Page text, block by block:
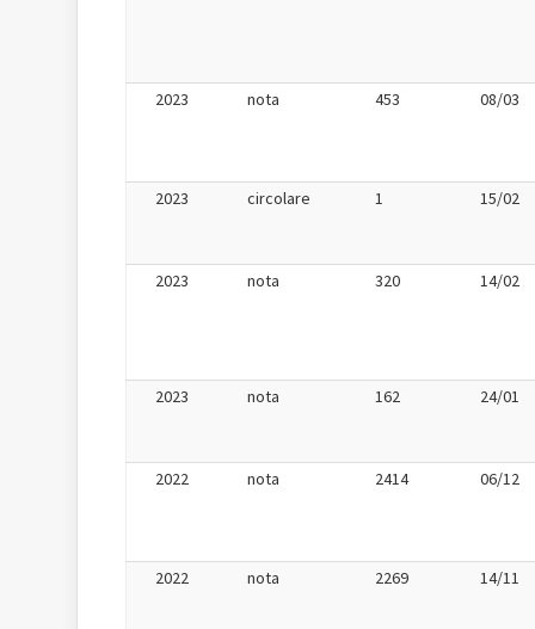
2023 nota 453 08/03
2023 circolare 1 15/02
2023 nota 320 14/02
2023 nota 162 24/01
2022 nota 2414 06/12
2022 nota 2269 14/11